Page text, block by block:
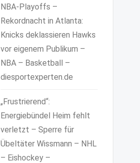
NBA-Playoffs –
Rekordnacht in Atlanta:
Knicks deklassieren Hawks
vor eigenem Publikum –
NBA – Basketball –
diesportexperten.de
„Frustrierend“:
Energiebündel Heim fehlt
verletzt – Sperre für
Übeltäter Wissmann – NHL
– Eishockey –